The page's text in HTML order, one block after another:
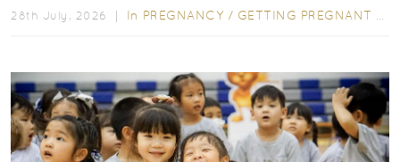
28th July, 2026 ｜ In PREGNANCY / GETTING PREGNANT